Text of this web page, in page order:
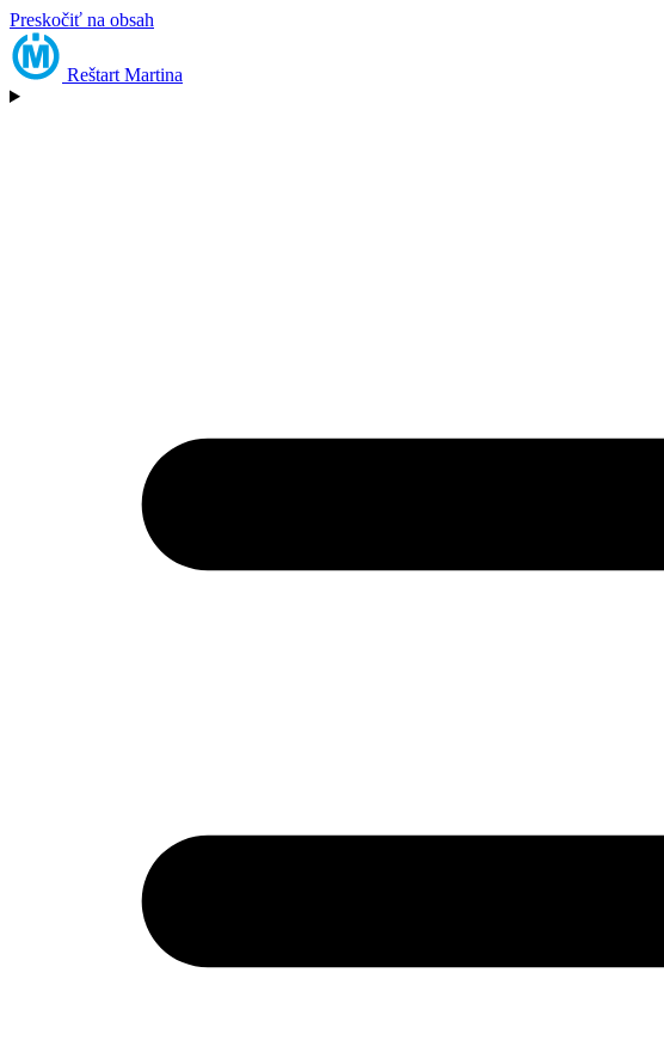
Preskočiť na obsah
Reštart Martina